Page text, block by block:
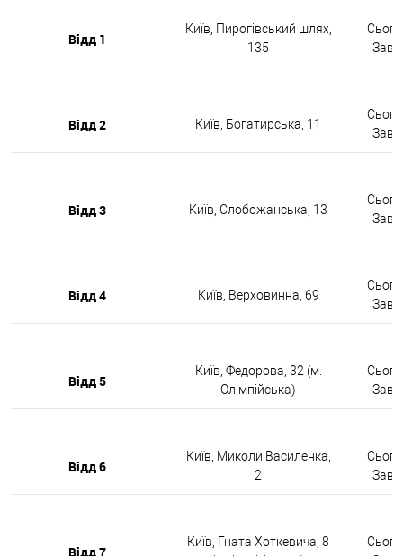
Відд 1
Київ, Пирогівський шлях,
135
Відд 2 Київ, Богатирська, 11
Відд 3 Київ, Слобожанська, 13
Відд 4 Київ, Верховинна, 69
Відд 5
Київ, Федорова, 32 (м.
Олімпійська)
Відд 6
Київ, Миколи Василенка,
2
Відд 7
Київ, Гната Хоткевича, 8